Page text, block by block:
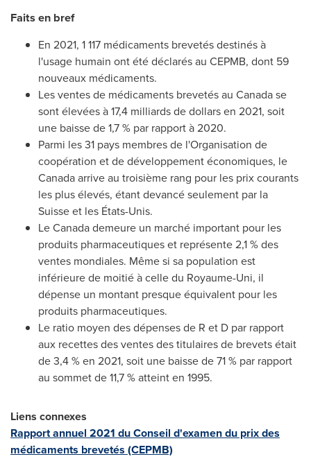
Faits en bref
En 2021, 1 117 médicaments brevetés destinés à
l'usage humain ont été déclarés au CEPMB, dont 59
nouveaux médicaments.
Les ventes de médicaments brevetés au Canada se
sont élevées à 17,4 milliards de dollars en 2021, soit
une baisse de 1,7 % par rapport à 2020.
Parmi les 31 pays membres de l'Organisation de
coopération et de développement économiques, le
Canada arrive au troisième rang pour les prix courants
les plus élevés, étant devancé seulement par la
Suisse et les États-Unis.
Le Canadademeure un marché important pour les
produits pharmaceutiques et représente 2,1 % des
ventes mondiales. Même si sa population est
inférieure de moitié à celle du Royaume-Uni, il
dépense un montant presque équivalent pour les
produits pharmaceutiques.
Le ratio moyen des dépenses de R et D par rapport
aux recettes des ventes des titulaires de brevets était
de 3,4 % en 2021, soit une baisse de 71 % par rapport
au sommet de 11,7 % atteint en 1995.
Liens connexes
Rapport annuel 2021 du Conseil d'examen du prix des
médicaments brevetés (CEPMB)